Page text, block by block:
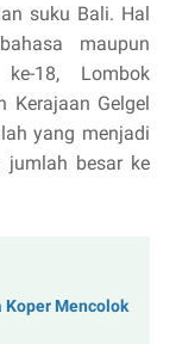
suku Bali. Hal
maupun
18, Lombok
Kerajaan Gelgel
yang menjadi
besar ke
Koper Mencolok